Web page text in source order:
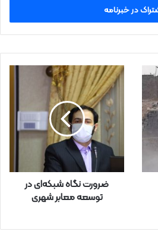
ضرورت نگاه شبکه‌ای در
توسعه معابر شهری